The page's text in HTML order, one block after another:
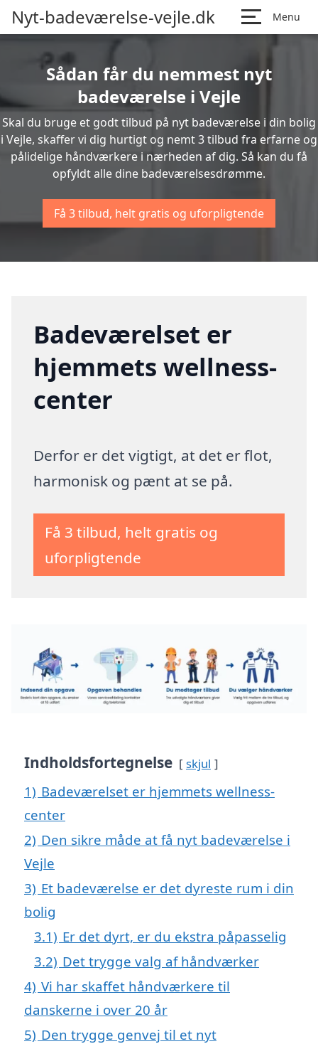
Nyt-badeværelse-vejle.dk Menu
Sådan får du nemmest nyt
badeværelse i Vejle
Skal du bruge et godt tilbud på nyt badeværelse i din bolig
i Vejle, skaffer vi dig hurtigt og nemt 3 tilbud fra erfarne og
pålidelige håndværkere i nærheden af dig. Så kan du få
opfyldt alle dine badeværelsesdrømme.
Få 3 tilbud, helt gratis og uforpligtende
Badeværelset er
hjemmets wellness-
center
Derfor er det vigtigt, at det er flot,
harmonisk og pænt at se på.
Få 3 tilbud, helt gratis og
uforpligtende
Indholdsfortegnelse skjul
1) Badeværelset er hjemmets wellness-
center
2) Den sikre måde at få nyt badeværelse i
Vejle
3) Et badeværelse er det dyreste rum i din
bolig
3.1) Er det dyrt, er du ekstra påpasselig
3.2) Det trygge valg af håndværker
4) Vi har skaffet håndværkere til
danskerne i over 20 år
5) Den trygge genvej til et nyt